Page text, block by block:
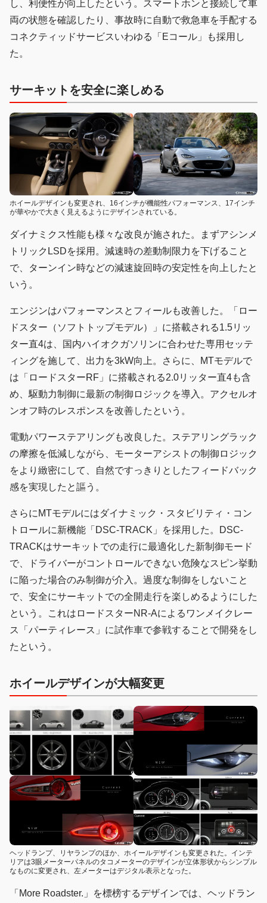
し、利便性が向上したという。スマートホンと接続して車
両の状態を確認したり、事故時に自動で救急車を手配する
コネクティッドサービスいわゆる「Eコール」も採用し
た。
サーキットを安全に楽しめる
ホイールデザインも変更され、16インチが機能性パフォーマンス、17インチ
が華やかで大きく見えるようにデザインされている。
ダイナミクス性能も様々な改良が施された。まずアシンメ
トリックLSDを採用。減速時の差動制限力を下げること
で、ターンイン時などの減速旋回時の安定性を向上したと
いう。
エンジンはパフォーマンスとフィールも改善した。「ロー
ドスター（ソフトトップモデル）」に搭載される1.5リッ
ター直4は、国内ハイオクガソリンに合わせた専用セッテ
ィングを施して、出力を3kW向上。さらに、MTモデルで
は「ロードスターRF」に搭載される2.0リッター直4も含
め、駆動力制御に最新の制御ロジックを導入。アクセルオ
ンオフ時のレスポンスを改善したという。
電動パワーステアリングも改良した。ステアリングラック
の摩擦を低減しながら、モーターアシストの制御ロジック
をより緻密にして、自然ですっきりとしたフィードバック
感を実現したと謳う。
さらにMTモデルにはダイナミック・スタビリティ・コン
トロールに新機能「DSC-TRACK」を採用した。DSC-
TRACKはサーキットでの走行に最適化した新制御モード
で、ドライバーがコントロールできない危険なスピン挙動
に陥った場合のみ制御が介入。過度な制御をしないこと
で、安全にサーキットでの全開走行を楽しめるようにした
という。これはロードスターNR-Aによるワンメイクレー
ス「パーティレース」に試作車で参戦することで開発をし
たという。
ホイールデザインが大幅変更
ヘッドランプ、リヤランプのほか、ホイールデザインも変更された。インテ
リアは3眼メーターパネルのタコメーターのデザインが立体形状からシンプル
なものに変更され、左メーターはデジタル表示となった。
「More Roadster.」を標榜するデザインでは、ヘッドラン